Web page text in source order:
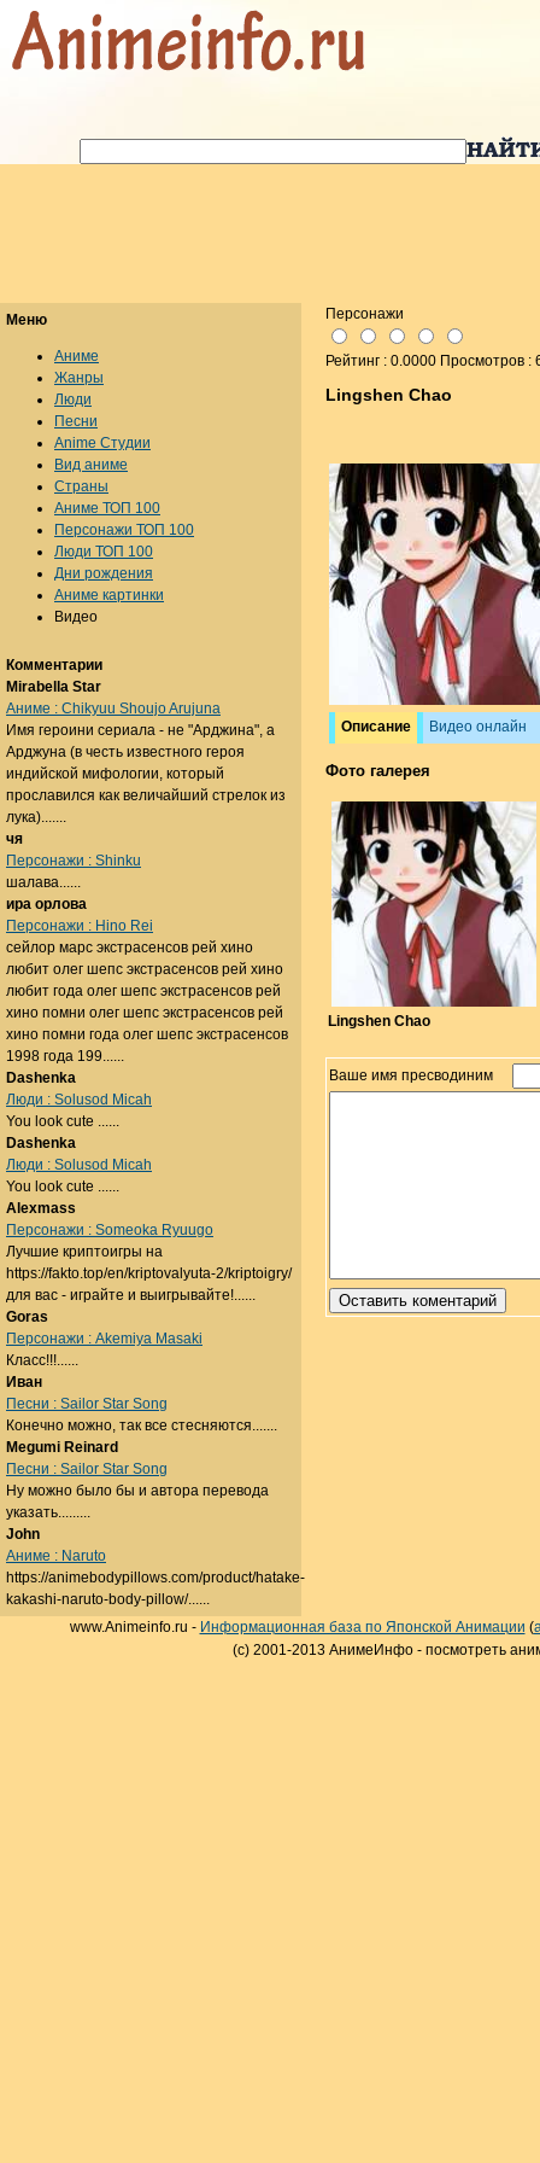
Персонажи
Рейтинг : 0.0000 Просмотров :
Lingshen Chao
Описание Видео онлайн
Фото галерея
Lingshen Chao
Ваше имя пресводиним
Меню
Аниме
Жанры
Люди
Песни
Anime Студии
Вид аниме
Страны
Аниме ТОП 100
Персонажи ТОП 100
Люди ТОП 100
Дни рождения
Аниме картинки
Видео
Комментарии
Mirabella Star
Аниме : Chikyuu Shoujo Arujuna
Имя героини сериала - не "Арджина", а
Арджуна (в честь известного героя
индийской мифологии, который
прославился как величайший стрелок из
лука).......
чя
Персонажи : Shinku
шалава......
ира орлова
Персонажи : Hino Rei
сейлор марс экстрасенсов рей хино
любит олег шепс экстрасенсов рей хино
любит года олег шепс экстрасенсов рей
хино помни олег шепс экстрасенсов рей
хино помни года олег шепс экстрасенсов
1998 года 199......
Dashenka
Люди : Solusod Micah
You look cute ......
Dashenka
Люди : Solusod Micah
You look cute ......
Alexmass
Персонажи : Someoka Ryuugo
Лучшие криптоигры на
https://fakto.top/en/kriptovalyuta-2/kriptoigry/
для вас - играйте и выигрывайте!......
Goras
Персонажи : Akemiya Masaki
Класс!!!......
Иван
Песни : Sailor Star Song
Конечно можно, так все стесняются.......
Megumi Reinard
Песни : Sailor Star Song
Ну можно было бы и автора перевода
указать.........
John
Аниме : Naruto
https://animebodypillows.com/product/hatake-
kakashi-naruto-body-pillow/......
www.Animeinfo.ru - Информационная база по Японской Анимации (
(c) 2001-2013 АнимеИнфо - посмотреть